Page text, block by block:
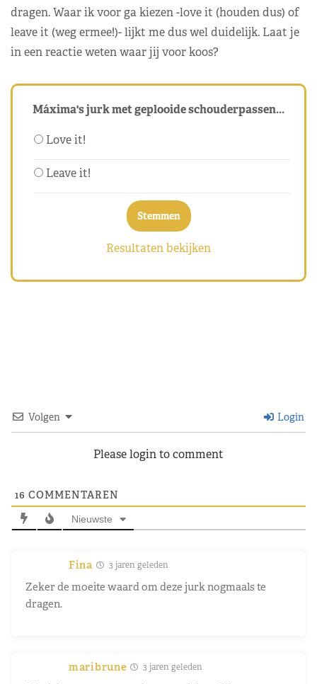
dragen. Waar ik voor ga kiezen -love it (houden dus) of
leave it (weg ermee!)- lijkt me dus wel duidelijk. Laat je
in een reactie weten waar jij voor koos?
Máxima's jurk met geplooide schouderpassen...
Love it!
Leave it!
Resultaten bekijken
Volgen Login
Please login to comment
16 COMMENTAREN
Nieuwste
Fina 3 jaren geleden
Zeker de moeite waard om deze jurk nogmaals te
dragen.
maribrune 3 jaren geleden